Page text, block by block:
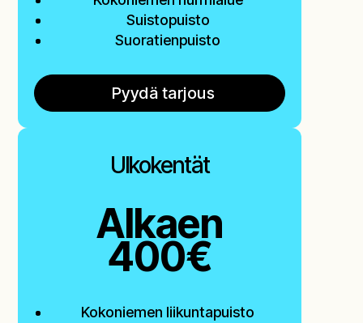
Suistopuisto
Suoratienpuisto
Pyydä tarjous
Ulkokentät
Alkaen
400€
Kokoniemen liikuntapuisto